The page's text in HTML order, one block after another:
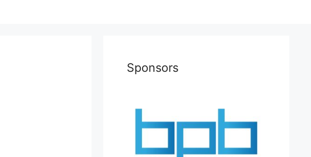
Sponsors